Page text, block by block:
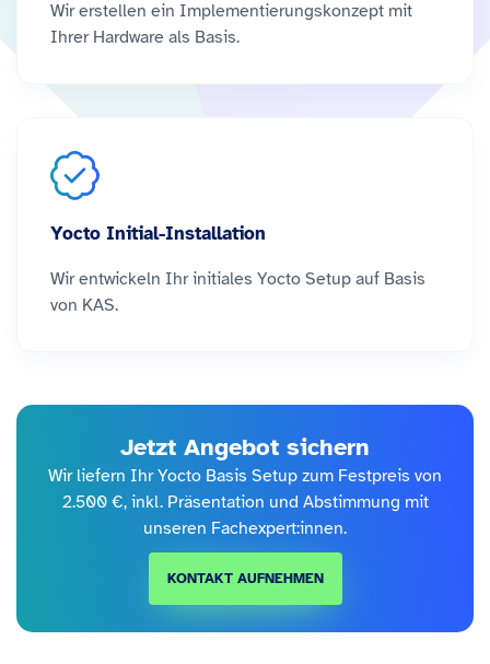
Wir erstellen ein Implementierungskonzept mit
Ihrer Hardware als Basis.
Yocto Initial-Installation
Wir entwickeln Ihr initiales Yocto Setup auf Basis
von KAS.
Jetzt Angebot sichern
Wir liefern Ihr Yocto Basis Setup zum Festpreis von
2.500 €, inkl. Präsentation und Abstimmung mit
unseren Fachexpert:innen.
KONTAKT AUFNEHMEN